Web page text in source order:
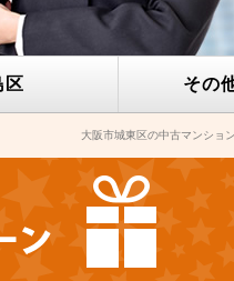
区 その
大阪市城東区の中古マンショ